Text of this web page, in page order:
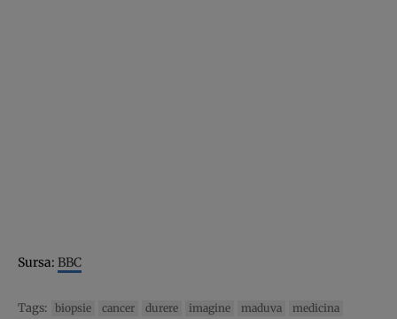
Sursa: BBC
Tags: biopsie cancer durere imagine maduva
medicina